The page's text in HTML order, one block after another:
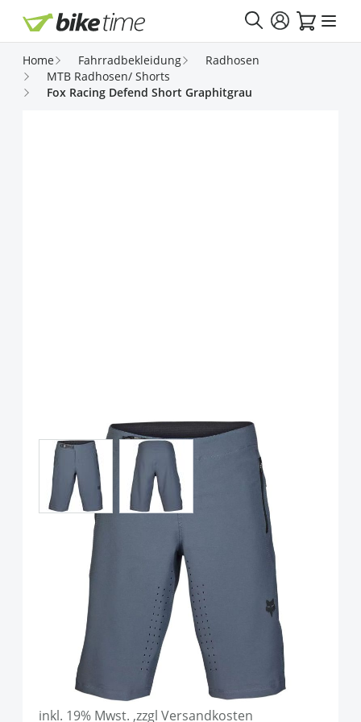
Direkt zum Inhalt
Home Fahrradbekleidung
Radhosen
MTB Radhosen/ Shorts
Fox Racing Defend Short Graphitgrau
Fox Racing Defend Short
Graphitgrau
P116731
109,99 €
109,90 €
inkl. 19% Mwst. ,zzgl Versandkosten
View larger imageView larger image